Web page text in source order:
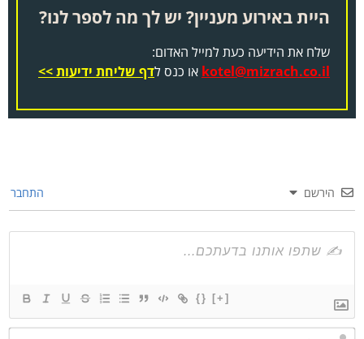
היית באירוע מעניין? יש לך מה לספר לנו?
שלח את הידיעה כעת למייל האדום:
kotel@mizrach.co.ilאו כנס לדף שליחת ידיעות >>
הירשם התחבר
{}